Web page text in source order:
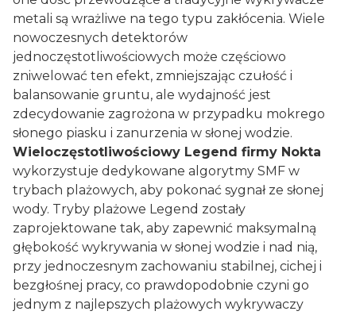
metali są wrażliwe na tego typu zakłócenia. Wiele
nowoczesnych detektorów
jednoczęstotliwościowych może częściowo
zniwelować ten efekt, zmniejszając czułość i
balansowanie gruntu, ale wydajność jest
zdecydowanie zagrożona w przypadku mokrego
słonego piasku i zanurzenia w słonej wodzie.
Wieloczęstotliwościowy Legend firmy Nokta
wykorzystuje dedykowane algorytmy SMF w
trybach plażowych, aby pokonać sygnał ze słonej
wody. Tryby plażowe Legend zostały
zaprojektowane tak, aby zapewnić maksymalną
głębokość wykrywania w słonej wodzie i nad nią,
przy jednoczesnym zachowaniu stabilnej, cichej i
bezgłośnej pracy, co prawdopodobnie czyni go
jednym z najlepszych plażowych wykrywaczy